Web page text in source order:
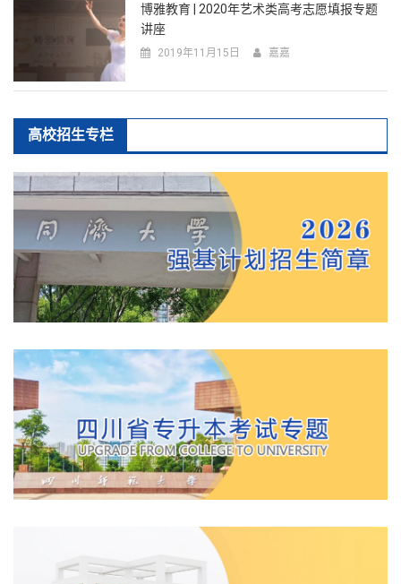
博雅教育 | 2020年艺术类高考志愿填报专题
讲座
2019年11月15日 嘉嘉
高校招生专栏